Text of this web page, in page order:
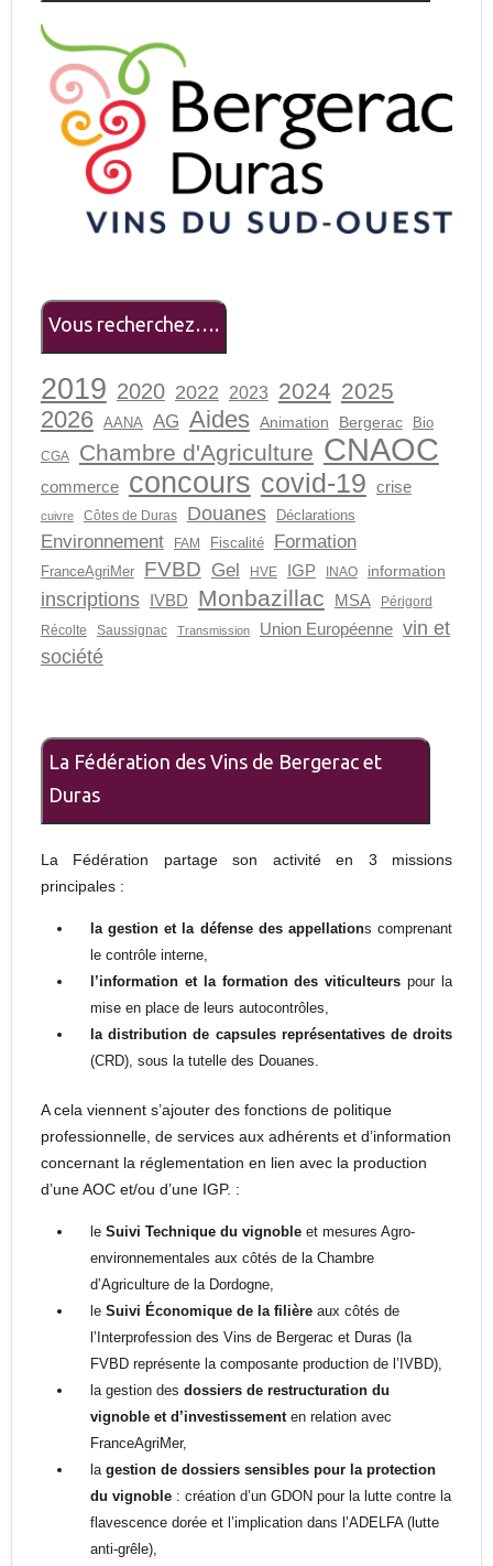
Vous recherchez….
2019 2020 2022 2023 2024 2025
2026 AANA AG Aides Animation Bergerac Bio
CGA Chambre d'Agriculture CNAOC
commerce concours covid-19 crise
cuivre Côtes de Duras Douanes Déclarations
Environnement FAM Fiscalité Formation
FranceAgriMer FVBD Gel HVE IGP INAO information
inscriptions IVBD Monbazillac MSA
Périgord
Récolte
Saussignac Transmission Union Européenne vin et
société
La Fédération des Vins de Bergerac et
Duras
La Fédération partage son activité en 3 missions
principales :
la gestion et la défense des appellations comprenant
le contrôle interne,
l’information et la formation des viticulteurs pour la
mise en place de leurs autocontrôles,
la distribution de capsules représentatives de droits
(CRD), sous la tutelle des Douanes.
A cela viennent s’ajouter des fonctions de politique
professionnelle, de services aux adhérents et d’information
concernant la réglementation en lien avec la production
d’une AOC et/ou d’une IGP. :
le Suivi Technique du vignobleet mesures Agro-
environnementales aux côtés de la Chambre
d’Agriculture de la Dordogne,
le Suivi Économique de la filièreaux côtés de
l’Interprofession des Vins de Bergerac et Duras (la
FVBD représente la composante production de l’IVBD),
la gestion des dossiers de restructuration du
vignoble et d’investissementen relation avec
FranceAgriMer,
la gestion de dossiers sensibles pour la protection
du vignoble: création d’un GDON pour la lutte contre la
flavescence dorée et l’implication dans l’ADELFA (lutte
anti-grêle),